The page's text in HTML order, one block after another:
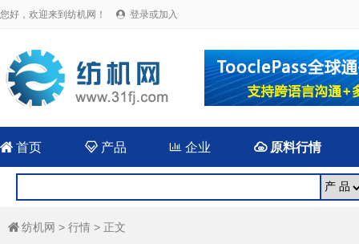
您好，欢迎来到纺机网！  登录或加入
 首页 产品  企业 原料行情
 纺机网 > 行情 > 正文